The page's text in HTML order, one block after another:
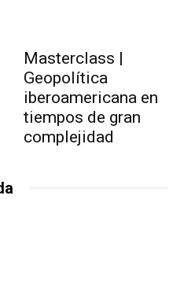
Masterclass |
Geopolítica
iberoamericana en
tiempos de gran
complejidad